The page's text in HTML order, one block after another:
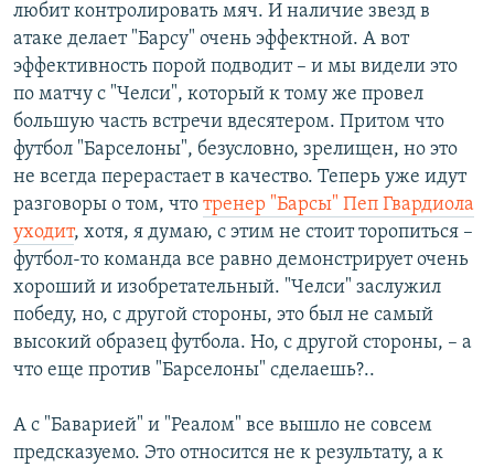
любит контролировать мяч. И наличие звезд в
атаке делает "Барсу" очень эффектной. А вот
эффективность порой подводит – и мы видели это
по матчу с "Челси", который к тому же провел
большую часть встречи вдесятером. Притом что
футбол "Барселоны", безусловно, зрелищен, но это
не всегда перерастает в качество. Теперь уже идут
разговоры о том, что тренер "Барсы" Пеп Гвардиола
уходит, хотя, я думаю, с этим не стоит торопиться –
футбол-то команда все равно демонстрирует очень
хороший и изобретательный. "Челси" заслужил
победу, но, с другой стороны, это был не самый
высокий образец футбола. Но, с другой стороны, – а
что еще против "Барселоны" сделаешь?..
А с "Баварией" и "Реалом" все вышло не совсем
предсказуемо. Это относится не к результату, а к